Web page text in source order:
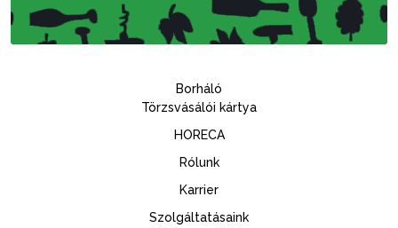
Borháló
Törzsvásálói kártya
HORECA
Rólunk
Karrier
Szolgáltatásaink